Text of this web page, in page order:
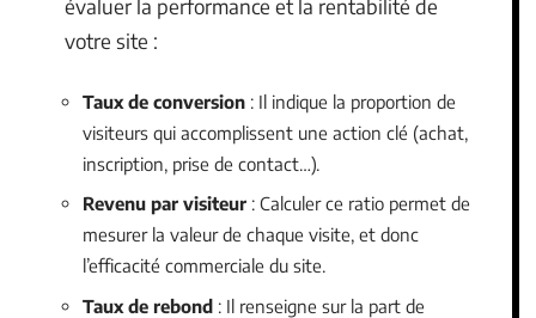
évaluer la performance et la rentabilité de
votre site :
Taux de conversion : Il indique la proportion de
visiteurs qui accomplissent une action clé (achat,
inscription, prise de contact…).
Revenu par visiteur : Calculer ce ratio permet de
mesurer la valeur de chaque visite, et donc
l’efficacité commerciale du site.
Taux de rebond : Il renseigne sur la part de